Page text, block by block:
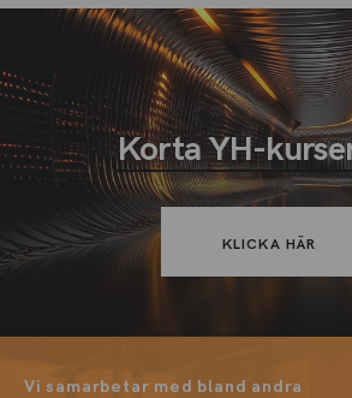
Korta YH-
KLICKA HÄR
Vi samarbetar med bland andra